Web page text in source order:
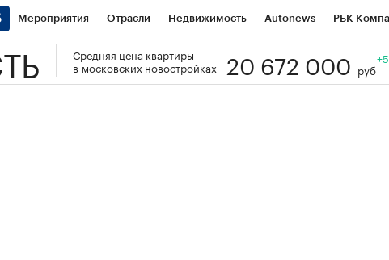
Мероприятия Отрасли Недвижимость Autonews РБК
РБК Курсы РБК Life Тренды
Средняя цена квартиры
в московских новостройках
20 672 000 руб